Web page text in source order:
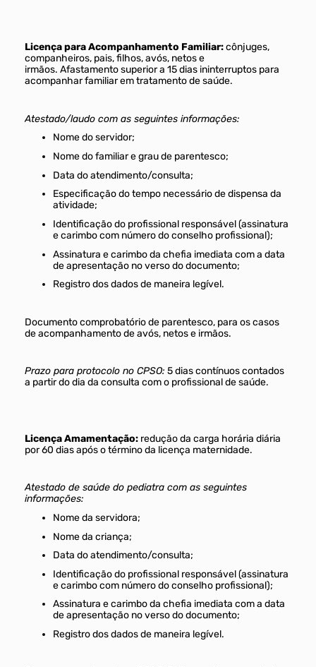
Licença para Acompanhamento Familiar:cônjuges,
companheiros, pais, filhos, avós, netos e
irmãos. Afastamento superior a 15 dias ininterruptos para
acompanhar familiar em tratamento de saúde.
Atestado/laudo com as seguintes informações:
Nome do servidor;
Nome do familiar e grau de parentesco;
Data do atendimento/consulta;
Especificação do tempo necessário de dispensa da
atividade;
Identificação do profissional responsável (assinatura
e carimbo com número do conselho profissional);
Assinatura e carimbo da chefia imediata com a data
de apresentação no verso do documento;
Registro dos dados de maneira legível.
Documento comprobatório de parentesco, para os casos
de acompanhamento de avós, netos e irmãos.
Prazo para protocolo no CPSO: 5 dias contínuos contados
a partir do dia da consulta com o profissional de saúde.
Licença Amamentação: redução da carga horária diária
por 60 dias após o término da licença maternidade.
Atestado de saúde do pediatra com as seguintes
informações:
Nome da servidora;
Nome da criança;
Data do atendimento/consulta;
Identificação do profissional responsável (assinatura
e carimbo com número do conselho profissional);
Assinatura e carimbo da chefia imediata com a data
de apresentação no verso do documento;
Registro dos dados de maneira legível.